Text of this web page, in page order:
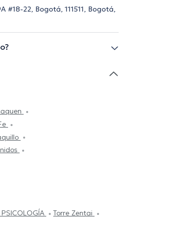
#18-22, Bogotá, 111511, Bogotá,
Torre Zentai